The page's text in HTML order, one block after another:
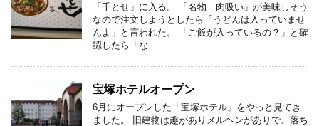
「千とせ」に入る。 「名物 肉吸い」が美味しそう
なので注文しようとしたら「うどんは入っていませ
んよ」と言われた。 「ご飯が入っているの？」と確
認したら「な …
宝塚ホテルオープン
6月にオープンした「宝塚ホテル」をやっと見てき
ました。 旧建物は趣がありメルヘンがありで、落ち